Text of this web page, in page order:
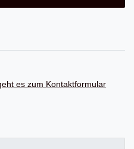
es zum Kontaktformular